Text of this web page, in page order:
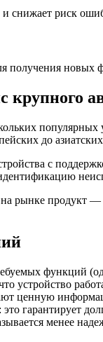
снижает риск
получения
до
с
рынке продукт
функций
ценную
гарантирует
менее